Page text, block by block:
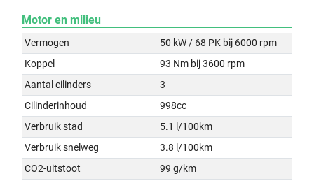
Motor en milieu
Vermogen
50 kW / 68 PK bij 6000 rpm
Koppel
93 Nm bij 3600 rpm
Aantal cilinders
3
Cilinderinhoud
998cc
Verbruik stad
5.1 l/100km
Verbruik snelweg
3.8 l/100km
CO2-uitstoot
99 g/km